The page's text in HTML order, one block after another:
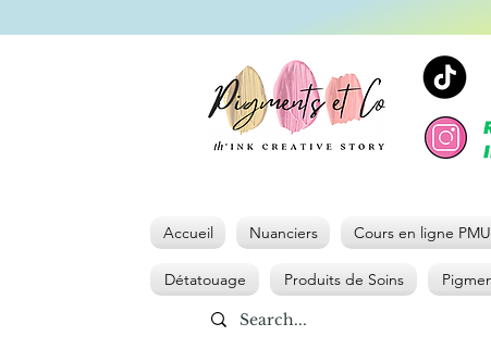
Accueil Nuanciers Cours en ligne PMU
Détatouage Produits de Soins